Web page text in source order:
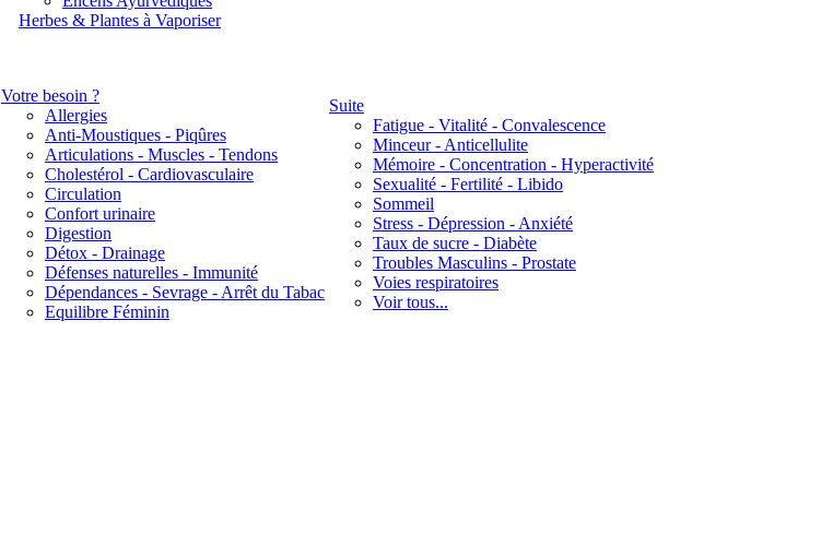
Herbes & Plantes à Vaporiser
Votre besoin ?
Allergies
Anti-Moustiques - Piqûres
Articulations - Muscles - Tendons
Cholestérol - Cardiovasculaire
Circulation
Confort urinaire
Digestion
Détox - Drainage
Défenses naturelles - Immunité
Dépendances - Sevrage - Arrêt du Tabac
Equilibre Féminin
Suite
Fatigue - Vitalité - Convalescence
Minceur - Anticellulite
Mémoire - Concentration - Hyperactivité
Sexualité - Fertilité - Libido
Sommeil
Stress - Dépression - Anxiété
Taux de sucre - Diabète
Troubles Masculins - Prostate
Voies respiratoires
Voir tous...